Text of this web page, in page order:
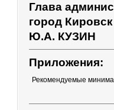
Глава
город
Ю.А. КУЗИН
Приложения:
Рекомендуемые